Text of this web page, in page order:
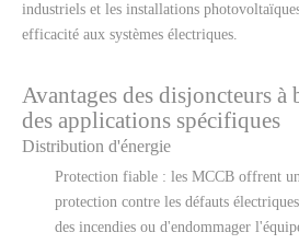
industriels et les installations
efficacité aux systèmes électriques.
Avantages des disjoncteurs
des applications spécifiques
Distribution d'énergie
Protection fiable : les MCCB offrent
protection contre les défauts
des incendies ou d'endommager